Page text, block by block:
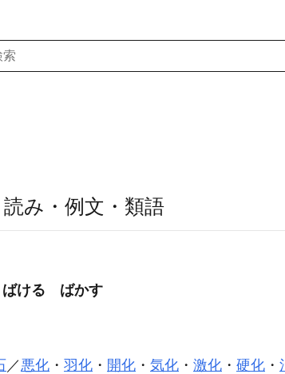
読み・例文・類語
ばける ばかす
／ 悪化 ・ 羽化 ・ 開化 ・ 気化 ・ 激化 ・ 硬化 ・